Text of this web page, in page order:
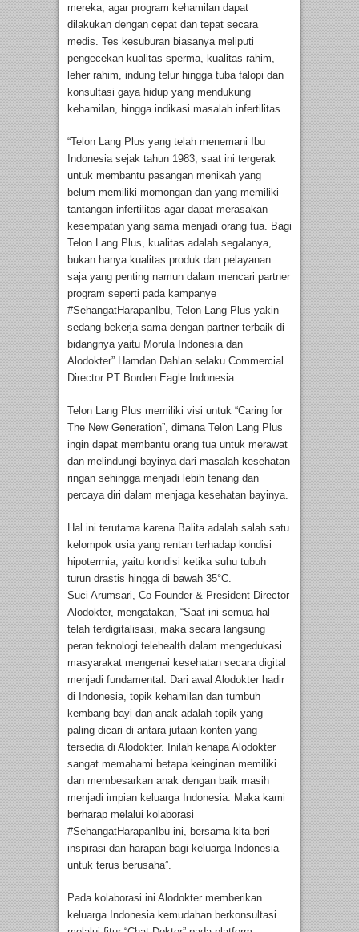
mereka, agar program kehamilan dapat
dilakukan dengan cepat dan tepat secara
medis. Tes kesuburan biasanya meliputi
pengecekan kualitas sperma, kualitas rahim,
leher rahim, indung telur hingga tuba falopi dan
konsultasi gaya hidup yang mendukung
kehamilan, hingga indikasi masalah infertilitas.
“Telon Lang Plus yang telah menemani Ibu
Indonesia sejak tahun 1983, saat ini tergerak
untuk membantu pasangan menikah yang
belum memiliki momongan dan yang memiliki
tantangan infertilitas agar dapat merasakan
kesempatan yang sama menjadi orang tua. Bagi
Telon Lang Plus, kualitas adalah segalanya,
bukan hanya kualitas produk dan pelayanan
saja yang penting namun dalam mencari partner
program seperti pada kampanye
#SehangatHarapanIbu, Telon Lang Plus yakin
sedang bekerja sama dengan partner terbaik di
bidangnya yaitu Morula Indonesia dan
Alodokter” Hamdan Dahlan selaku Commercial
Director PT Borden Eagle Indonesia.
Telon Lang Plus memiliki visi untuk “Caring for
The New Generation”, dimana Telon Lang Plus
ingin dapat membantu orang tua untuk merawat
dan melindungi bayinya dari masalah kesehatan
ringan sehingga menjadi lebih tenang dan
percaya diri dalam menjaga kesehatan bayinya.
Hal ini terutama karena Balita adalah salah satu
kelompok usia yang rentan terhadap kondisi
hipotermia, yaitu kondisi ketika suhu tubuh
turun drastis hingga di bawah 35°C.
Suci Arumsari, Co-Founder & President Director
Alodokter, mengatakan, “Saat ini semua hal
telah terdigitalisasi, maka secara langsung
peran teknologi telehealth dalam mengedukasi
masyarakat mengenai kesehatan secara digital
menjadi fundamental. Dari awal Alodokter hadir
di Indonesia, topik kehamilan dan tumbuh
kembang bayi dan anak adalah topik yang
paling dicari di antara jutaan konten yang
tersedia di Alodokter. Inilah kenapa Alodokter
sangat memahami betapa keinginan memiliki
dan membesarkan anak dengan baik masih
menjadi impian keluarga Indonesia. Maka kami
berharap melalui kolaborasi
#SehangatHarapanIbu ini, bersama kita beri
inspirasi dan harapan bagi keluarga Indonesia
untuk terus berusaha”.
Pada kolaborasi ini Alodokter memberikan
keluarga Indonesia kemudahan berkonsultasi